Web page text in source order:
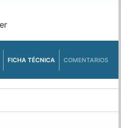
FICHA TÉCNICA COMENTARIOS